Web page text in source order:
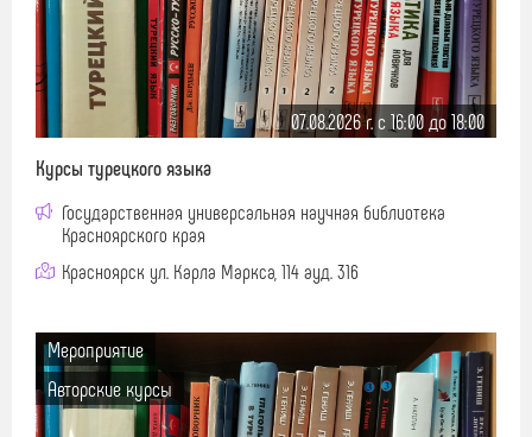
07.08.2026 г. c 16:00 до 18:00
Курсы турецкого языка
Государственная универсальная научная библиотека
Красноярского края
Красноярск ул. Карла Маркса, 114 ауд. 316
Мероприятие
Авторские курсы